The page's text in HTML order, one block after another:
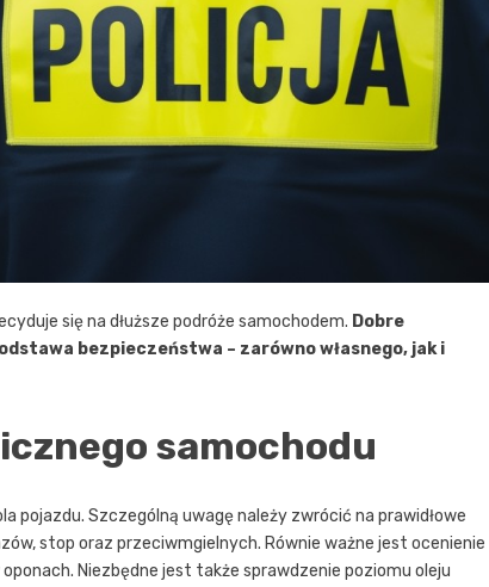
się na dłuższe podróże samochodem. Dobre
bezpieczeństwa – zarówno własnego, jak i
samochodu
pojazdu. Szczególną uwagę należy zwrócić na prawidłowe
stop oraz przeciwmgielnych. Równie ważne jest ocenienie
Niezbędne jest także sprawdzenie poziomu oleju